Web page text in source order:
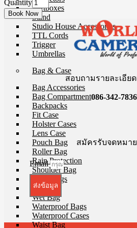
Softboxes
Stand
Studio House Accessories
TTL Cords
Trigger
Umbrellas
Bag & Case
Bag Accessories
Bag Compartment
Backpacks
Fit Case
Holster Cases
Lens Case
Pouch Bag
Roller Bag
Rain Protection
Shoulder Bag
Sling Bags
Tote Bag
Wet Bag
Waterproof Bags
Waterproof Cases
Waist Bag
Quantity
สอบถามรายละเอียด
086-342-7836
สมัครรับจดหมา
Email
ส่งข้อมูล